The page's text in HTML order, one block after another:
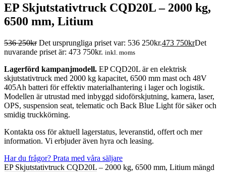
EP Skjutstativtruck CQD20L – 2000 kg,
6500 mm, Litium
536 250kr Det ursprungliga priset var: 536 250kr.473 750krDet
nuvarande priset är: 473 750kr. inkl. moms
Lagerförd kampanjmodell. EP CQD20L är en elektrisk
skjutstativtruck med 2000 kg kapacitet, 6500 mm mast och 48V
405Ah batteri för effektiv materialhantering i lager och logistik.
Modellen är utrustad med inbyggd sidoförskjutning, kamera, laser,
OPS, suspension seat, telematic och Back Blue Light för säker och
smidig truckkörning.
Kontakta oss för aktuell lagerstatus, leveranstid, offert och mer
information. Vi erbjuder även hyra och leasing.
Har du frågor? Prata med våra säljare
EP Skjutstativtruck CQD20L – 2000 kg, 6500 mm, Litium mängd